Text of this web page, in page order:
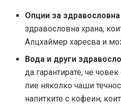
Опции за здравословна
здравословна храна,
Алцхаймер харесва и
Вода и други
да гарантирате, че
пие няколко чаши
напитките с кофеин,